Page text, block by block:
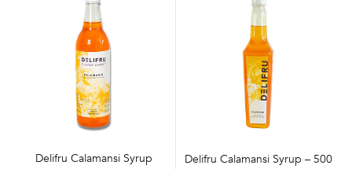
Delifru Calamansi Syrup
Delifru Calamansi Syrup – 500